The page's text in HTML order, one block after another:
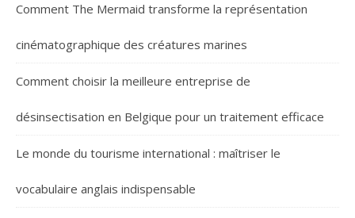
Comment The Mermaid transforme la représentation
cinématographique des créatures marines
Comment choisir la meilleure entreprise de
désinsectisation en Belgique pour un traitement efficace
Le monde du tourisme international : maîtriser le
vocabulaire anglais indispensable